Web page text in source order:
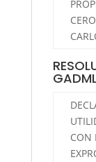
CON